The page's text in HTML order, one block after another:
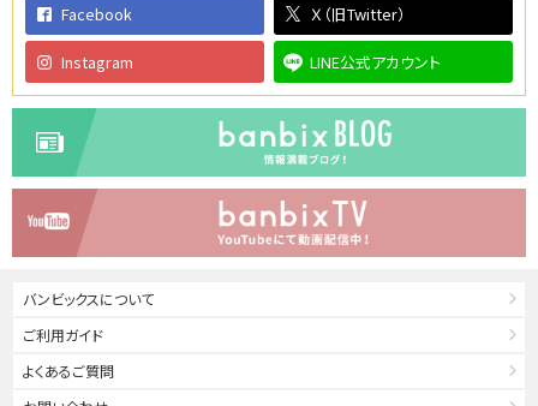
Facebook Ｘ（旧Twitter）
Instagram LINE公式アカウント
バンビックスについて
ご利用ガイド
よくあるご質問